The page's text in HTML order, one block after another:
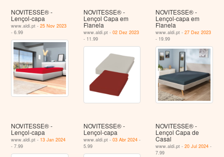
NOVITESSE® -
Lençol-capa
www.aldi.pt -25 Nov 2023
- 6.99
NOVITESSE® -
Lençol Capa em
Flanela
www.aldi.pt - 02 Dez 2023
- 11.99
NOVITESSE® -
Lençol-capa em
Flanela
www.aldi.pt -27 Dez 2023
- 19.99
NOVITESSE® -
Lençol-capa
www.aldi.pt - 13 Jan 2024
- 7.99
NOVITESSE® -
Lençol-capa
www.aldi.pt - 03 Abr 2024-
5.99
NOVITESSE® -
Lençol Capa de
Casal
www.aldi.pt -20 Jul 2024 -
7.99